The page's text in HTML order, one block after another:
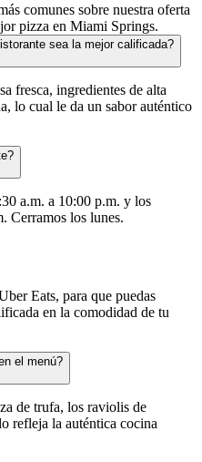
comunes sobre nuestra oferta
pizza en Miami Springs.
sea la mejor calificada?
fresca, ingredientes de alta
lo cual le da un sabor auténtico
a.m. a 10:00 p.m. y los
Cerramos los lunes.
Eats, para que puedas
en la comodidad de tu
el menú?
de trufa, los raviolis de
refleja la auténtica cocina